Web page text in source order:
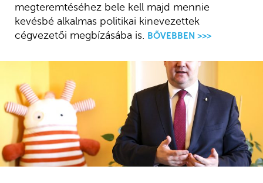
megteremtéséhez bele kell majd mennie
kevésbé alkalmas politikai kinevezettek
cégvezetői megbízásába is.
BŐVEBBEN >>>